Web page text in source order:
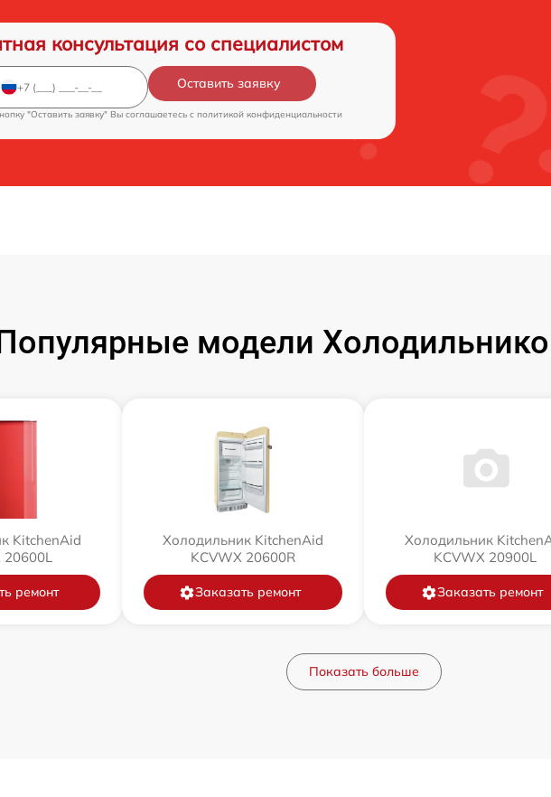
консультация со специалистом
Оставить заявку
"Оставить заявку" Вы соглашаетесь c политикой конфиденциальности
модели
KitchenAid
20600L
ремонт
Холодильник KitchenAid
KCVWX 20600R
Заказать ремонт
Холодильник
KCVWX 20900L
Заказать ремонт
Показать больше